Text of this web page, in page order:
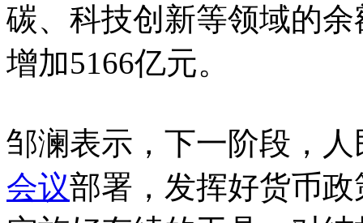
碳、科技创新等领域的
增加5166亿元。
邹澜表示，下一阶段，
会议部署，发挥好货币